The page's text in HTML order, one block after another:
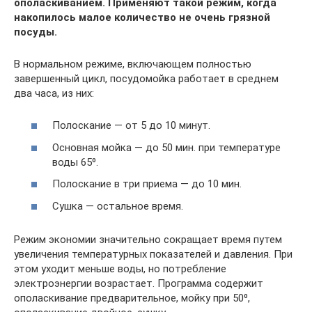
ополаскиванием. Применяют такой режим, когда
накопилось малое количество не очень грязной
посуды.
В нормальном режиме, включающем полностью
завершенный цикл, посудомойка работает в среднем
два часа, из них:
Полоскание — от 5 до 10 минут.
Основная мойка — до 50 мин. при температуре
воды 65⁰.
Полоскание в три приема — до 10 мин.
Сушка — остальное время.
Режим экономии значительно сокращает время путем
увеличения температурных показателей и давления. При
этом уходит меньше воды, но потребление
электроэнергии возрастает. Программа содержит
ополаскивание предварительное, мойку при 50⁰,